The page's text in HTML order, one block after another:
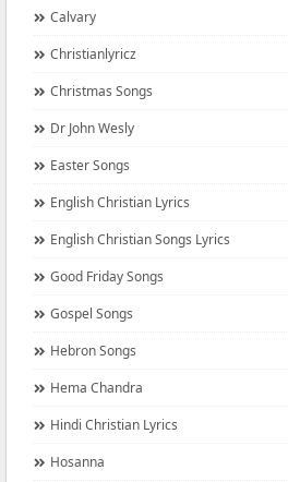
Calvary
Christianlyricz
Christmas Songs
Dr John Wesly
Easter Songs
English Christian Lyrics
English Christian Songs Lyrics
Good Friday Songs
Gospel Songs
Hebron Songs
Hema Chandra
Hindi Christian Lyrics
Hosanna